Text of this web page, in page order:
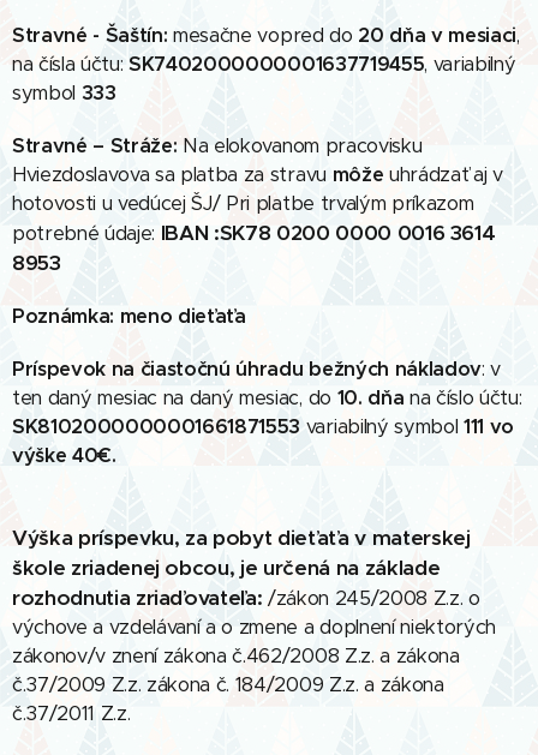
Stravné - Šaštín: mesačne vopred do 20 dňa v mesiaci,
na čísla účtu:SK7402000000001637719455, variabilný
symbol 333
Stravné – Stráže: Na elokovanom pracovisku
Hviezdoslavova sa platba za stravu môže uhrádzať aj v
hotovosti u vedúcej ŠJ/ Pri platbe trvalým príkazom
potrebné údaje: IBAN :SK78 0200 0000 0016 3614
8953
Poznámka: meno dieťaťa
Príspevok na čiastočnú úhradu bežných nákladov: v
ten daný mesiac na daný mesiac, do 10. dňa na číslo účtu:
SK8102000000001661871553 variabilný symbol 111 vo
výške 40€.
Výška príspevku, za pobyt dieťaťa v materskej
škole zriadenej obcou, je určená na základe
rozhodnutia zriaďovateľa:/zákon 245/2008 Z.z. o
výchove a vzdelávaní a o zmene a doplnení niektorých
zákonov/v znení zákona č.462/2008 Z.z. a zákona
č.37/2009 Z.z. zákona č. 184/2009 Z.z. a zákona
č.37/2011 Z.z.